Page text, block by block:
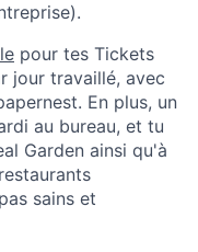
pour tes Tickets
jour travaillé, avec
En plus, un
au bureau, et tu
Garden ainsi qu'à
sains et